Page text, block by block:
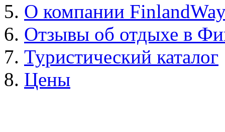
О компании
Отзывы об отдыхе в
Туристический каталог
Цены